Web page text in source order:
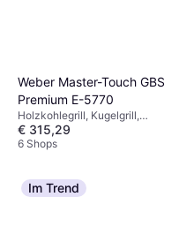
Weber Master-Touch GBS
Premium E-5770
Holzkohlegrill, Kugelgrill,
Thermometer, Lufteinlass, Stand,
Rad, Deckel, Abnehmbarer
€ 315,29
6 Shops
Im Trend